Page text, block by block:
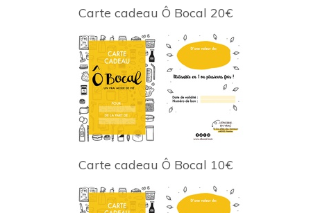
Carte cadeau Ô Bocal 20€
Carte cadeau Ô Bocal 10€